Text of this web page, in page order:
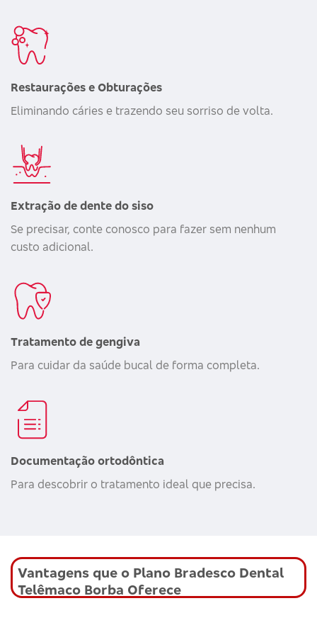
Restaurações e Obturações
Eliminando cáries e trazendo seu sorriso de volta.
Extração de dente do siso
Se precisar, conte conosco para fazer sem nenhum
custo adicional.
Tratamento de gengiva
Para cuidar da saúde bucal de forma completa.
Documentação ortodôntica
Para descobrir o tratamento ideal que precisa.
Vantagens que o Plano Bradesco Dental
Telêmaco Borba Oferece